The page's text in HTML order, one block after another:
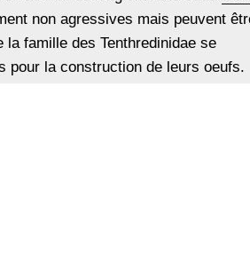
non agressives mais peuvent
la famille des Tenthredinidae se
pour la construction de leurs oeufs.